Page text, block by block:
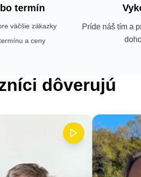
termín
väčšie zákazky
a ceny
Príde náš tím a
dôverujú